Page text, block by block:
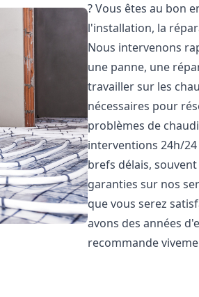
? Vous êtes au bon
l'installation, la
Nous intervenons
une panne, une
travailler sur les
nécessaires pour
problèmes de
interventions 24h/
brefs délais,
garanties sur nos
que vous serez
avons des années
recommande